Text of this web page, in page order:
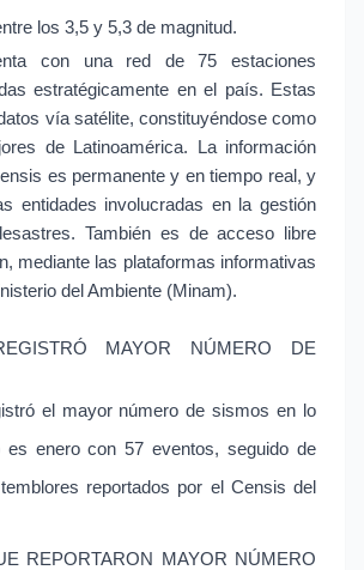
los 3,5 y 5,3 de magnitud.
con una red de 75 estaciones
estratégicamente en el país. Estas
vía satélite, constituyéndose como
de Latinoamérica. La información
es permanente y en tiempo real, y
entidades involucradas en la gestión
También es de acceso libre
mediante las plataformas informativas
del Ambiente (Minam).
MAYOR NÚMERO DE
el mayor número de sismos en lo
enero con 57 eventos, seguido de
reportados por el Censis del
REPORTARON MAYOR NÚMERO